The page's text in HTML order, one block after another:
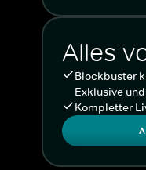
Alles
Blockbuster
Exklusive
Kompletter